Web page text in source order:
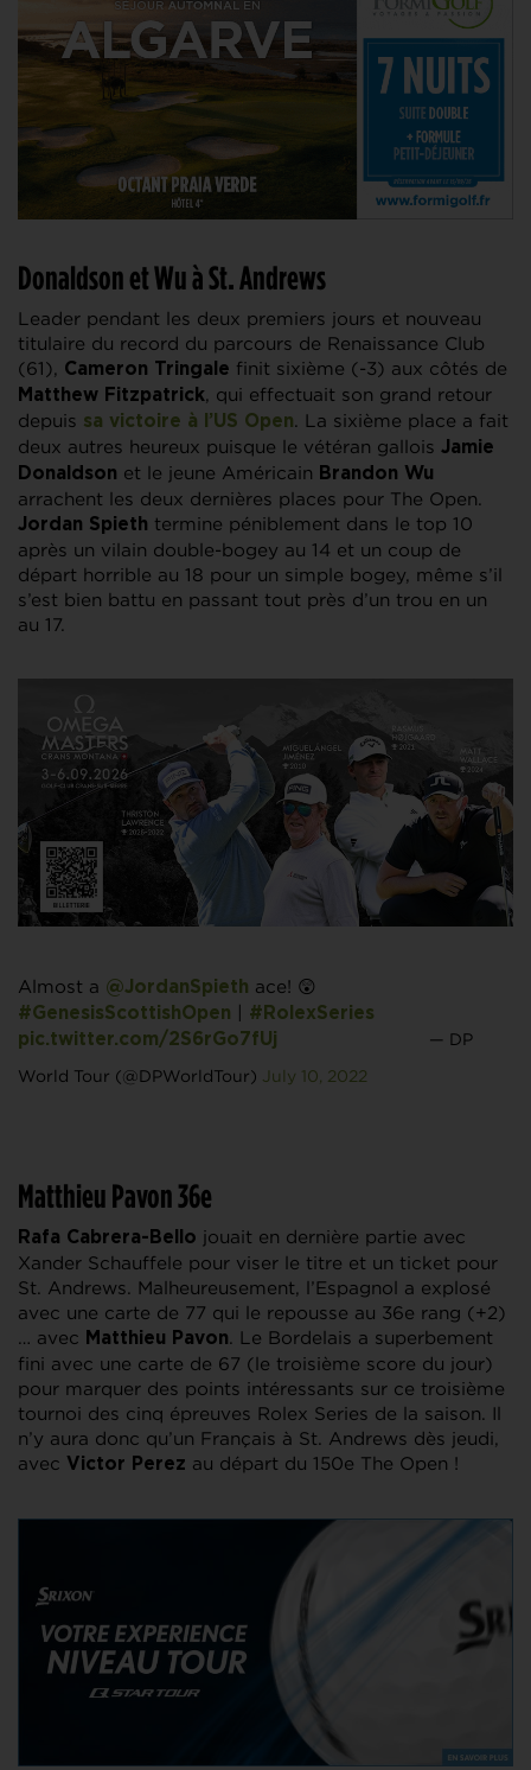
Donaldson et Wu à St. Andrews
Leader pendant les deux premiers jours et nouveau
titulaire du record du parcours de Renaissance Club
(61), Cameron Tringale finit sixième (-3) aux côtés de
Matthew Fitzpatrick, qui effectuait son grand retour
depuis sa victoire à l’US Open. La sixième place a fait
deux autres heureux puisque le vétéran gallois Jamie
Donaldson et le jeune Américain Brandon Wu
arrachent les deux dernières places pour The Open.
Jordan Spieth termine péniblement dans le top 10
après un vilain double-bogey au 14 et un coup de
départ horrible au 18 pour un simple bogey, même s’il
s’est bien battu en passant tout près d’un trou en un
au 17.
Almost a @JordanSpieth ace! 😲
#GenesisScottishOpen
#RolexSeries
pic.twitter.com/2S6rGo7fUj
— DP
World Tour (@DPWorldTour) July 10, 2022
Matthieu Pavon 36e
Rafa Cabrera-Bello jouait en dernière partie avec
Xander Schauffele pour viser le titre et un ticket pour
St. Andrews. Malheureusement, l’Espagnol a explosé
avec une carte de 77 qui le repousse au 36e rang (+2)
… avec Matthieu Pavon. Le Bordelais a superbement
fini avec une carte de 67 (le troisième score du jour)
pour marquer des points intéressants sur ce troisième
tournoi des cinq épreuves Rolex Series de la saison. Il
n’y aura donc qu’un Français à St. Andrews dès jeudi,
avec Victor Perez au départ du 150e The Open !